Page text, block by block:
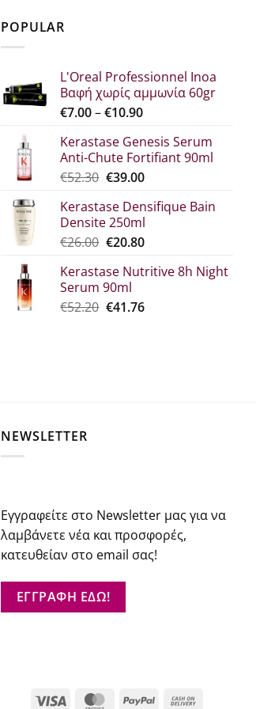
POPULAR
L'Oreal Professionnel Inoa
Βαφή χωρίς αμμωνία 60gr
€7.00–€10.90Price
€7.00
through
€10.90
Kerastase Genesis Serum
Anti-Chute Fortifiant 90ml
€52.30 Original
was:
€52.30.
€39.00Η
τιμή
είναι:
€39.00.
Kerastase Densifique Bain
Densite 250ml
€26.00 Original
was:
€26.00.
€20.80Η
τιμή
€20.80.
Kerastase Nutritive 8h Night
Serum 90ml
€52.20 Original
€41.76Η
NEWSLETTER
Εγγραφείτε στο Newsletter μας για να
λαμβάνετε νέα και προσφορές,
κατευθείαν στο email σας!
ΕΓΓΡΑΦΗ ΕΔΩ!
Visa MasterCardPayPal